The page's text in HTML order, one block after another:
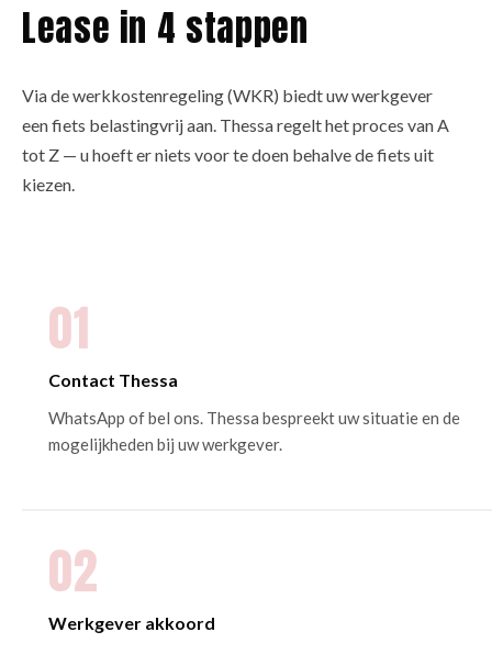
Lease in 4 stappen
Via de werkkostenregeling (WKR) biedt uw werkgever
een fiets belastingvrij aan. Thessa regelt het proces van A
tot Z — u hoeft er niets voor te doen behalve de fiets uit
kiezen.
01
Contact Thessa
WhatsApp of bel ons. Thessa bespreekt uw situatie en de
mogelijkheden bij uw werkgever.
02
Werkgever akkoord